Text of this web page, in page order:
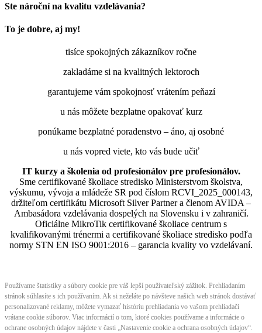
Ste nároční na kvalitu vzdelávania?
To je dobre, aj my!
tisíce spokojných zákazníkov ročne
zakladáme si na kvalitných lektoroch
garantujeme vám spokojnosť vrátením peňazí
u nás môžete bezplatne opakovať kurz
ponúkame bezplatné poradenstvo – áno, aj osobné
u nás vopred viete, kto vás bude učiť
IT kurzy a školenia od profesionálov pre profesionálov.
Sme certifikované školiace stredisko Ministerstvom školstva,
výskumu, vývoja a mládeže SR pod číslom RCVI_2025_000143,
držiteľom certifikátu Microsoft Silver Partner a členom AVIDA –
Ambasádora vzdelávania dospelých na Slovensku i v zahraničí.​​​​​​​​​​​​​​​​
Oficiálne MikroTik certifikované školiace centrum s
kvalifikovanými trénermi ​​​​​​​​​​a certifikované školiace stredisko podľa
normy STN EN ISO 9001:2016 – garancia kvality vo vzdelávaní.
Používame štatistiky a súbory cookie pre váš lepší používateľský zážitok. Prehliadaním
stránok súhlasíte s ich používaním. Ak si neželáte po návšteve našich web stránok dostávať
personalizované reklamy, môžete vymazať históriu prehliadania vo vašom prehliadači
vrátane cookie súborov. Viac informácií o tom, ktoré cookies používame a informácie o
ochrane osobných údajov nájdete v časti „Nastavenie cookie a ochrana osobných údajov“.